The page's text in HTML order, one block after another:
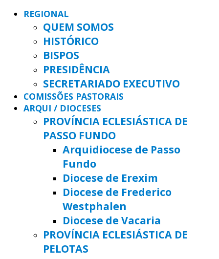
REGIONAL
QUEM SOMOS
HISTÓRICO
BISPOS
PRESIDÊNCIA
SECRETARIADO EXECUTIVO
COMISSÕES PASTORAIS
ARQUI / DIOCESES
PROVÍNCIA ECLESIÁSTICA DE
PASSO FUNDO
Arquidiocese de Passo
Fundo
Diocese de Erexim
Diocese de Frederico
Westphalen
Diocese de Vacaria
PROVÍNCIA ECLESIÁSTICA DE
PELOTAS